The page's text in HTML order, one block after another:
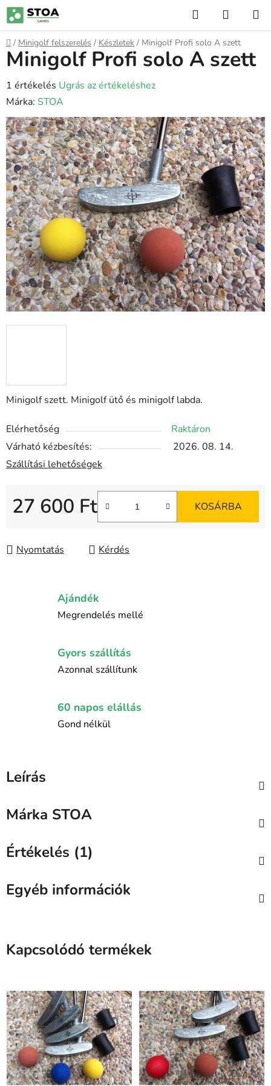
Ugrás
fő
tartalomhoz
KeresésKOSÁR
Kezdőlap
/ Minigolf felszerelés / Készletek / Minigolf Profi solo A szett
Minigolf szett. Minigolf ütő és minigolf labda.
Elérhetőség
Raktáron
Várható kézbesítés:
2026. 08. 14.
Szállítási lehetőségek
27 600 Ft KOSÁRBA
Nyomtatás Kérdés
Minigolf Profi solo A szett
A
termék
átlagos
értékelése
5-
ből
5,0
csillag.
1 értékelés Ugrás az értékeléshez
Márka: STOA
Ajándék
Megrendelés mellé
Gyors szállítás
Azonnal szállítunk
60 napos elállás
Gond nélkül
Leírás
Márka STOA
Értékelés (1)
Egyéb információk
Kapcsolódó termékek